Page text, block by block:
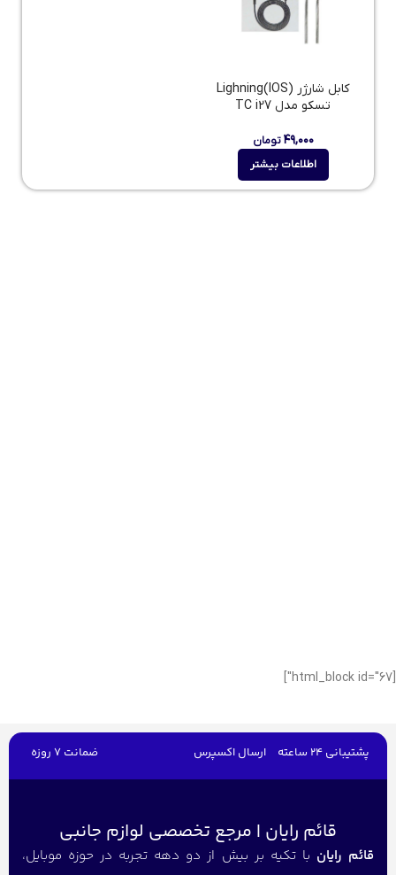
کابل شارژر Lighning(IOS)
تسکو مدل TC i27
۴۹,۰۰۰ تومان
اطلاعات بیشتر
[html_block id="67"]
پشتیبانی 24 ساعته ارسال اکسپرس ضمانت 7 روزه
قائم رایان | مرجع تخصصی لوازم جانبی
قائم رایان با تکیه بر بیش از دو دهه تجربه در حوزه موبایل،